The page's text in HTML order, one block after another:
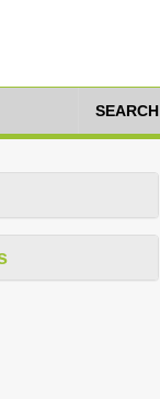
SEARCH